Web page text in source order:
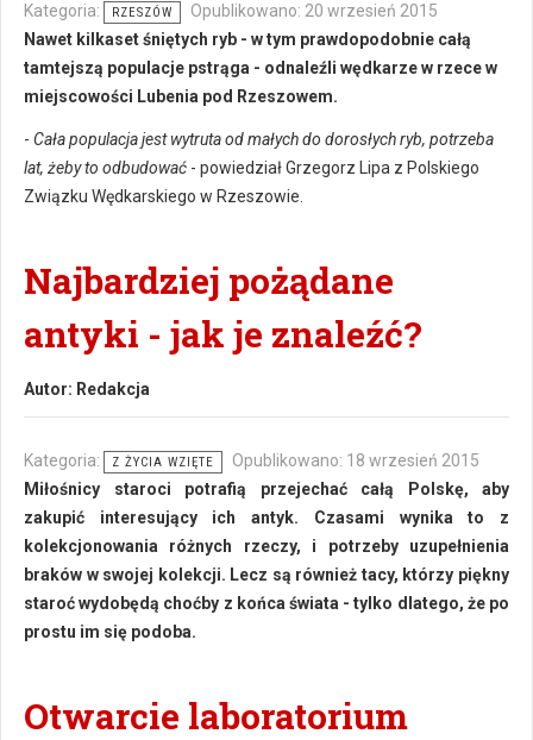
Kategoria: RZESZÓW
Opublikowano: 20 wrzesień 2015
Nawet kilkaset śniętych ryb - w tym prawdopodobnie całą
tamtejszą populacje pstrąga - odnaleźli wędkarze w rzece w
miejscowości Lubenia pod Rzeszowem.
- Cała populacja jest wytruta od małych do dorosłych ryb, potrzeba
lat, żeby to odbudować - powiedział Grzegorz Lipa z Polskiego
Związku Wędkarskiego w Rzeszowie.
Najbardziej pożądane
antyki - jak je znaleźć?
Autor: Redakcja
Kategoria: Z ŻYCIA WZIĘTE
Opublikowano: 18 wrzesień 2015
Miłośnicy staroci potrafią przejechać całą Polskę, aby
zakupić interesujący ich antyk. Czasami wynika to z
kolekcjonowania różnych rzeczy, i potrzeby uzupełnienia
braków w swojej kolekcji. Lecz są również tacy, którzy piękny
staroć wydobędą choćby z końca świata - tylko dlatego, że po
prostu im się podoba.
Otwarcie laboratorium